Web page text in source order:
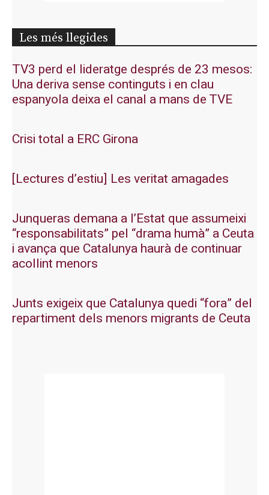
Les més llegides
TV3 perd el lideratge després de 23 mesos:
Una deriva sense continguts i en clau
espanyola deixa el canal a mans de TVE
Crisi total a ERC Girona
[Lectures d’estiu] Les veritat amagades
Junqueras demana a l’Estat que assumeixi
“responsabilitats” pel “drama humà” a Ceuta
i avança que Catalunya haurà de continuar
acollint menors
Junts exigeix que Catalunya quedi “fora” del
repartiment dels menors migrants de Ceuta